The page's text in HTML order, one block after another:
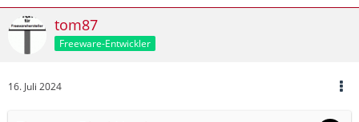
tom87
Freeware-Entwickler
16. Juli 2024